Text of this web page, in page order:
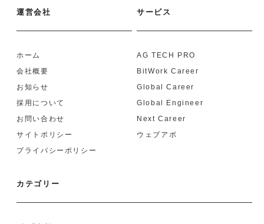
運営会社
ホーム
会社概要
お知らせ
採用について
お問い合わせ
サイトポリシー
プライバシーポリシー
サービス
AG TECH PRO
BitWork Career
Global Career
Global Engineer
Next Career
ウェブアポ
カテゴリー